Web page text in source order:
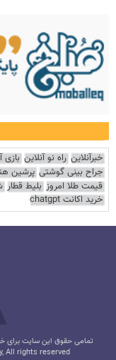
خبرآنلاین راه نو آنلاین بازی
جراح بینی گوشتی پرشین
قیمت طلا امروز بلیط قطار
خرید اکانت chatgpt
تمامی حقوق این سایت برای
All rights reserved